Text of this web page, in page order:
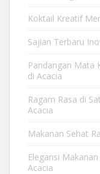
Koktail Kreatif
Sajian Terbaru
Pandangan Mata
di Acacia
Ragam Rasa di
Acacia
Makanan Sehat
Elegansi
Acacia